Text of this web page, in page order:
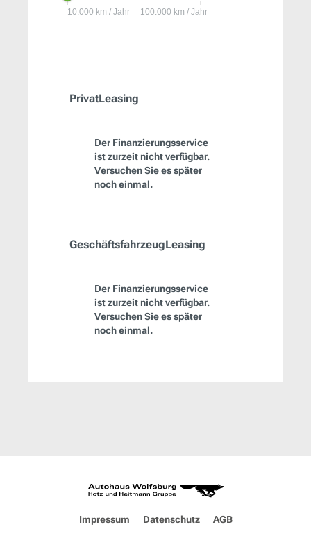
PrivatLeasing
Der Finanzierungsservice
ist zurzeit nicht verfügbar.
Versuchen Sie es später
noch einmal.
GeschäftsfahrzeugLeasing
Der Finanzierungsservice
ist zurzeit nicht verfügbar.
Versuchen Sie es später
noch einmal.
Impressum Datenschutz AGB